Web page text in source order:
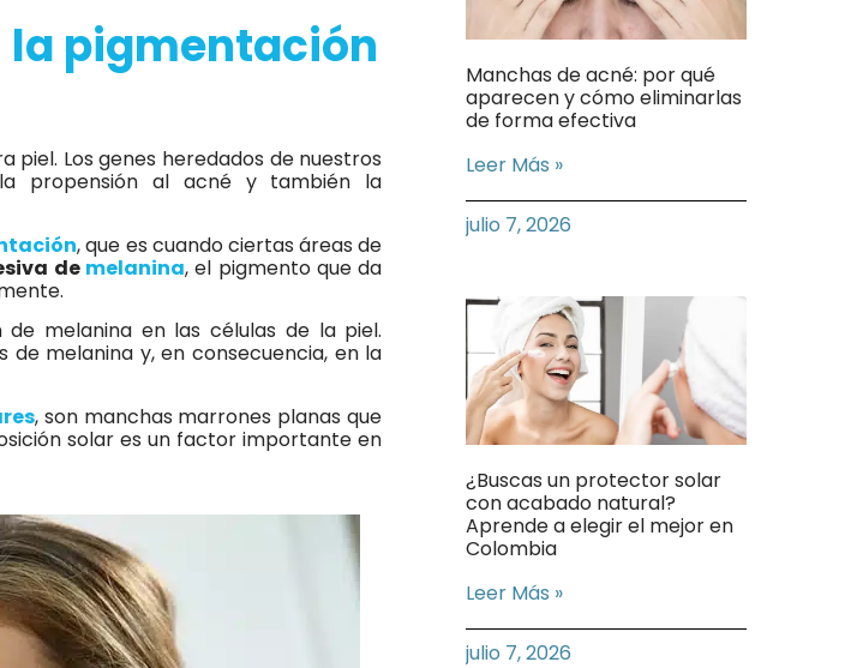
la pigmentación
piel. Los genes heredados de nuestros
propensión al acné y también la
, que es cuando ciertas áreas de
de melanina, el pigmento que da
melanina en las células de la piel.
melanina y, en consecuencia, en la
, son manchas marrones planas que
solar es un factor importante en
Manchas de acné: por qué
aparecen y cómo eliminarlas
de forma efectiva
Leer Más »
julio 7, 2026
¿Buscas un protector solar
con acabado natural?
Aprende a elegir el mejor en
Colombia
Leer Más »
julio 7, 2026